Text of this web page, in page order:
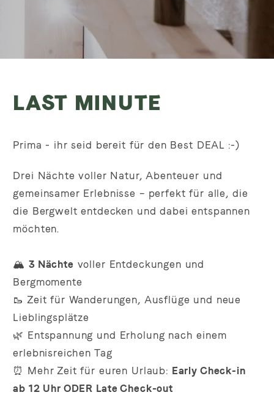
LAST MINUTE
Prima - ihr seid bereit für den Best DEAL :-)
Drei Nächte voller Natur, Abenteuer und
gemeinsamer Erlebnisse – perfekt für alle, die
die Bergwelt entdecken und dabei entspannen
möchten.
🏔️ 3 Nächte voller Entdeckungen und
Bergmomente
🥾 Zeit für Wanderungen, Ausflüge und neue
Lieblingsplätze
🌿 Entspannung und Erholung nach einem
erlebnisreichen Tag
⏰ Mehr Zeit für euren Urlaub: Early Check-in
ab 12 Uhr ODER Late Check-out